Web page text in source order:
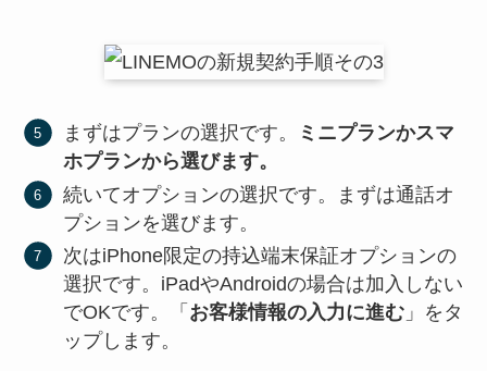
まずはプランの選択です。
ミニプランかスマ
ホプランから選びます。
続いてオプションの選択です。まずは通話オ
プションを選びます。
次はiPhone限定の持込端末保証オプションの
選択です。iPadやAndroidの場合は加入しない
でOKです。「 お客様情報の入力に進む 」をタ
ップします。